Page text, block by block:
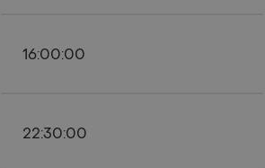
16:00:00
22:30:00